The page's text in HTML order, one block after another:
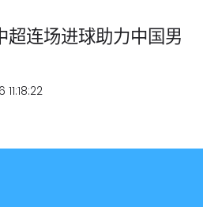
连场进球助力中国男